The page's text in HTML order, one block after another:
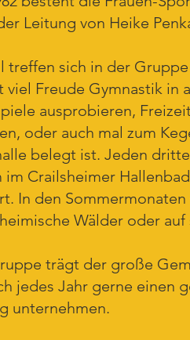
Leitung von Heike
treffen sich in der
viel Freude Gymnastik in
ausprobieren,
oder auch mal zum
belegt ist. Jeden
im Crailsheimer
In den
Wälder oder
trägt der große
jedes Jahr gerne einen
unternehmen.